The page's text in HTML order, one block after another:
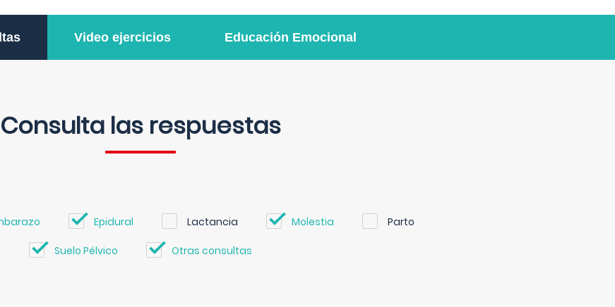
Video ejercicios Educación Emocional
Consulta las respuestas
Epidural Lactancia Molestia Parto
Suelo Pélvico Otras consultas